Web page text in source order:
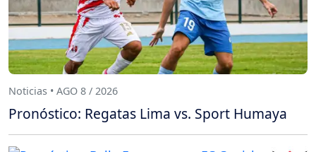
Noticias • AGO 8 / 2026
Pronóstico: Regatas Lima vs. Sport Humaya